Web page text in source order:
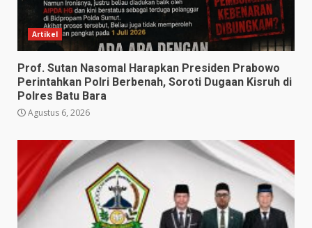
Artikel
Prof. Sutan Nasomal Harapkan Presiden Prabowo
Perintahkan Polri Berbenah, Soroti Dugaan Kisruh di
Polres Batu Bara
Agustus 6, 2026